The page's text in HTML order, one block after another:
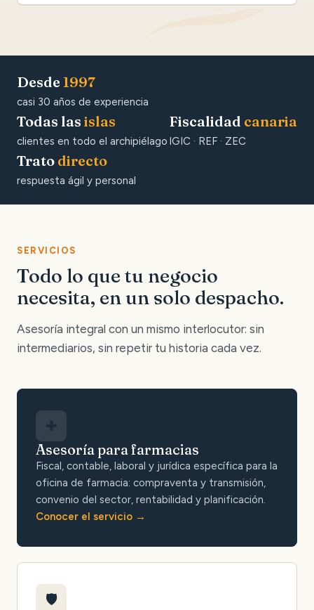
Desde 1997
casi 30 años de experiencia
Todas las islas
clientes en todo el archipiélago
Fiscalidad canaria
IGIC · REF · ZEC
Trato directo
respuesta ágil y personal
SERVICIOS
Todo lo que tu negocio
necesita, en un solo despacho.
Asesoría integral con un mismo interlocutor: sin
intermediarios, sin repetir tu historia cada vez.
Asesoría para farmacias
Fiscal, contable, laboral y jurídica específica para la
oficina de farmacia: compraventa y transmisión,
convenio del sector, rentabilidad y planificación.
Conocer el servicio
🛡️